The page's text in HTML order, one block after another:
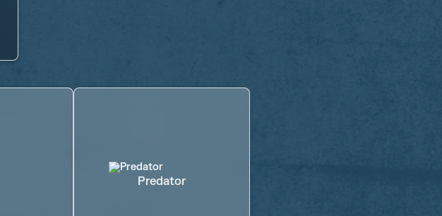
Predator